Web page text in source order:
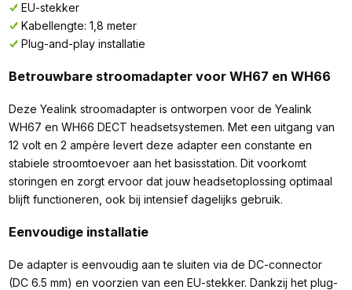
EU-stekker
Kabellengte: 1,8 meter
Plug-and-play installatie
Betrouwbare stroomadapter voor WH67 en WH66
Deze Yealink stroomadapter is ontworpen voor de Yealink
WH67 en WH66 DECT headsetsystemen. Met een uitgang van
12 volt en 2 ampère levert deze adapter een constante en
stabiele stroomtoevoer aan het basisstation. Dit voorkomt
storingen en zorgt ervoor dat jouw headsetoplossing optimaal
blijft functioneren, ook bij intensief dagelijks gebruik.
Eenvoudige installatie
De adapter is eenvoudig aan te sluiten via de DC-connector
(DC 6.5 mm) en voorzien van een EU-stekker. Dankzij het plug-